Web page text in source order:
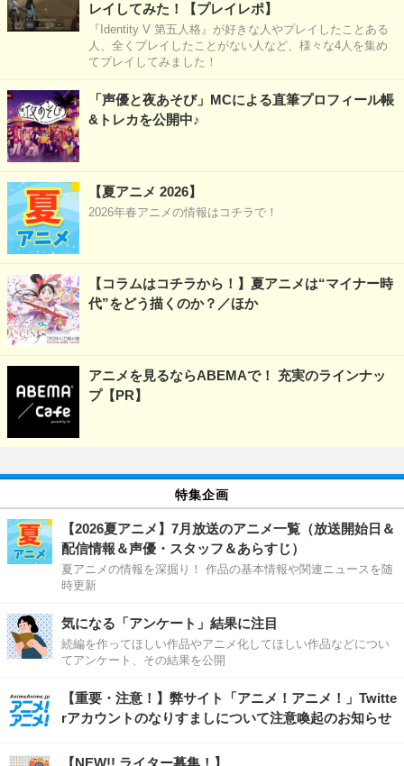
レイしてみた！【プレイレポ】
『Identity V 第五人格』が好きな人やプレイしたことある
人、全くプレイしたことがない人など、様々な4人を集め
てプレイしてみました！
「声優と夜あそび」MCによる直筆プロフィール帳
&トレカを公開中♪
【夏アニメ 2026】
2026年春アニメの情報はコチラで！
【コラムはコチラから！】夏アニメは“マイナー時
代”をどう描くのか？／ほか
アニメを見るならABEMAで！ 充実のラインナッ
プ【PR】
特集企画
【2026夏アニメ】7月放送のアニメ一覧（放送開始日＆
配信情報＆声優・スタッフ＆あらすじ）
夏アニメの情報を深掘り！ 作品の基本情報や関連ニュースを随
時更新
気になる「アンケート」結果に注目
続編を作ってほしい作品やアニメ化してほしい作品などについ
てアンケート、その結果を公開
【重要・注意！】弊サイト「アニメ！アニメ！」Twitte
rアカウントのなりすましについて注意喚起のお知らせ